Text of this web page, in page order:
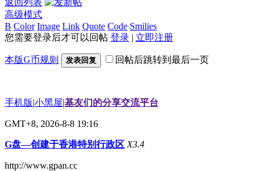
高级模式
B Color Image Link Quote Code Smilies
您需要登录后才可以回帖 登录 | 立即注册
本版G币规则 发表回复 回帖后跳转到最后一页
手机版|小黑屋|基友们的分享交流平台
GMT+8, 2026-8-8 19:16
G盘—创建于香港特别行政区 X3.4
http://www.gpan.cc